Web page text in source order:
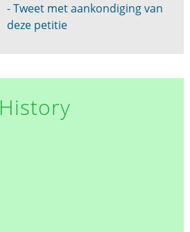
- Tweet met aankondiging van
deze petitie
History